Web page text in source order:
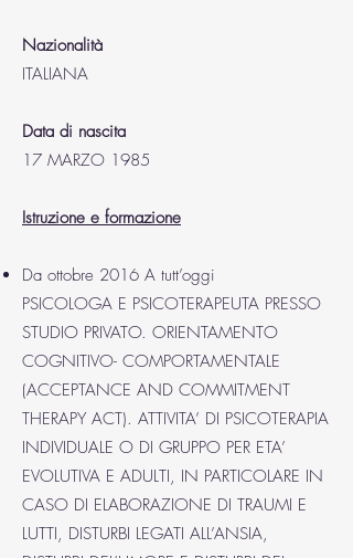
Nazionalità
ITALIANA
Data di nascita
17 MARZO 1985
Istruzione e formazione
Da ottobre 2016 A tutt’oggi
PSICOLOGA E PSICOTERAPEUTA PRESSO
STUDIO PRIVATO. ORIENTAMENTO
COGNITIVO- COMPORTAMENTALE
(ACCEPTANCE AND COMMITMENT
THERAPY ACT). ATTIVITA’ DI PSICOTERAPIA
INDIVIDUALE O DI GRUPPO PER ETA’
EVOLUTIVA E ADULTI, IN PARTICOLARE IN
CASO DI ELABORAZIONE DI TRAUMI E
LUTTI, DISTURBI LEGATI ALL’ANSIA,